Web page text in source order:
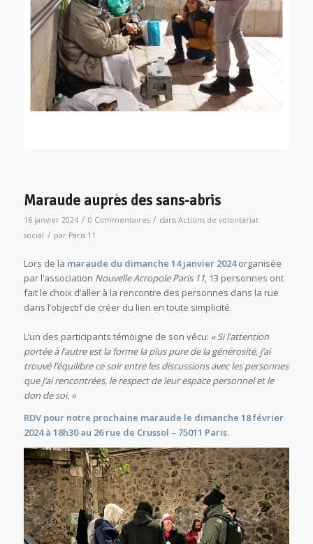
Maraude auprès des sans-abris
16 janvier 2024 / 0 Commentaires / dans Actions de volontariat
social / par Paris 11
Lors de la maraude du dimanche 14 janvier 2024organisée
par l’association Nouvelle Acropole Paris 11, 13 personnes ont
fait le choix d’aller à la rencontre des personnes dans la rue
dans l’objectif de créer du lien en toute simplicité.
L’un des participants témoigne de son vécu: « Si l’attention
portée à l’autre est la forme la plus pure de la générosité, j’ai
trouvé l’équilibre ce soir entre les discussions avec les personnes
que j’ai rencontrées, le respect de leur espace personnel et le
don de soi. »
RDV pour notre prochaine maraude le dimanche 18 février
2024 à 18h30 au 26 rue de Crussol – 75011 Paris.